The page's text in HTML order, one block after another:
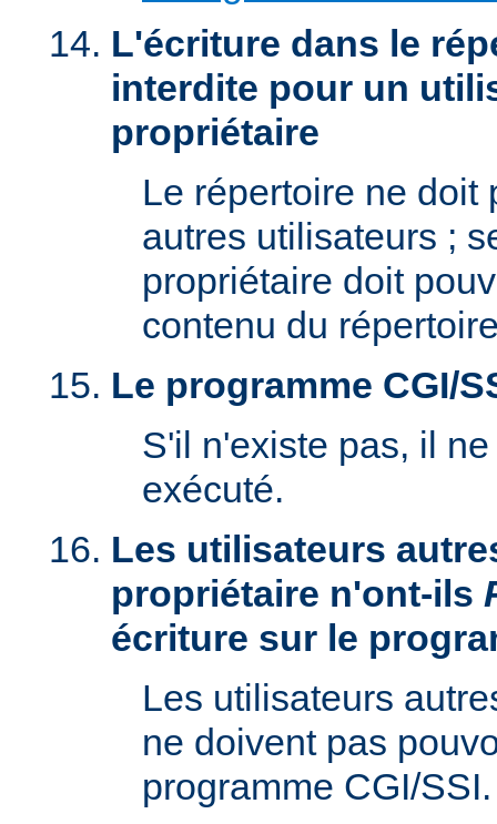
L'écriture dans le
interdite pour un
propriétaire
Le répertoire ne doit
autres utilisateurs ;
propriétaire doit
contenu du
Le programme CGI/
S'il n'existe pas, il
exécuté.
Les utilisateurs
propriétaire n'ont-ils
écriture sur le
Les utilisateurs
ne doivent pas
programme CGI/SSI.